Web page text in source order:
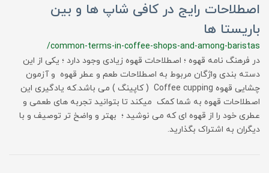
اصطلاحات رایج در کافی شاپ ها و بین
باریستا ها
/common-terms-in-coffee-shops-and-among-baristas
در فرهنگ نامه قهوه ؛ اصطلاحات قهوه زیادی وجود دارد ؛ یکی از این
دسته بندی واژگان مربوط به اصطلاحات طعم و عطر قهوه و آزمون
چشایی قهوه Coffee cupping ( کاپینگ ) می باشد.که یادگیری این
اصطلاحات قهوه به شما کمک میکند تا بتوانید تجربه های طعمی و
عطری خود را از قهوه ای که می نوشید ؛ بهتر و واضخ تر توصیف و با
دیگران به اشتراک بگذارید.